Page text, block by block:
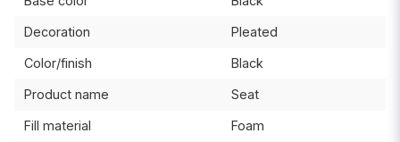
Decoration Pleated
Color/finish Black
Product name Seat
Fill material Foam